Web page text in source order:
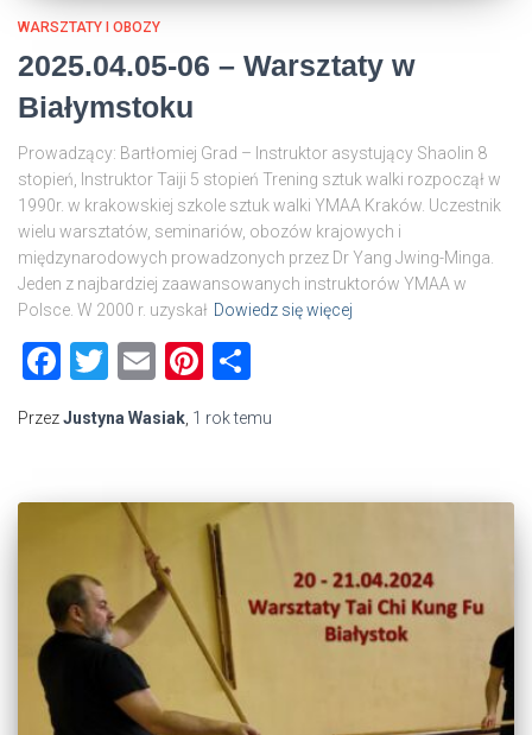
WARSZTATY I OBOZY
2025.04.05-06 – Warsztaty w
Białymstoku
Prowadzący: Bartłomiej Grad – Instruktor asystujący Shaolin 8
stopień, Instruktor Taiji 5 stopień Trening sztuk walki rozpoczął w
1990r. w krakowskiej szkole sztuk walki YMAA Kraków. Uczestnik
wielu warsztatów, seminariów, obozów krajowych i
międzynarodowych prowadzonych przez Dr Yang Jwing-Minga.
Jeden z najbardziej zaawansowanych instruktorów YMAA w
Polsce. W 2000 r. uzyskał Dowiedz się więcej
Facebook
Twitter
EmailPinterest
PrzezJustyna Wasiak 1 roktemu